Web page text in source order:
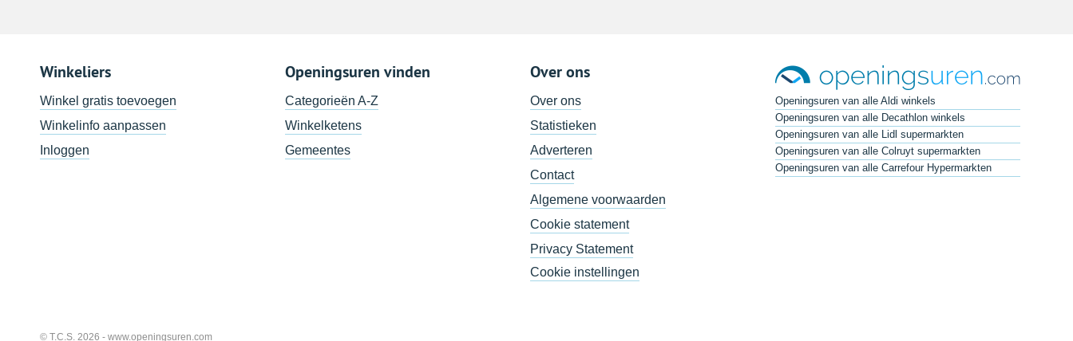
Winkeliers
Winkel gratis toevoegen
Winkelinfo aanpassen
Inloggen
Openingsuren vinden
Categorieën A-Z
Winkelketens
Gemeentes
Over ons
Over ons
Statistieken
Adverteren
Contact
Algemene voorwaarden
Cookie statement
Privacy Statement
Cookie instellingen
Openingsuren van alle Aldi winkels
Openingsuren van alle Decathlon winkels
Openingsuren van alle Lidl supermarkten
Openingsuren van alle Colruyt supermarkten
Openingsuren van alle Carrefour Hypermarkten
© T.C.S. 2026 - www.openingsuren.com